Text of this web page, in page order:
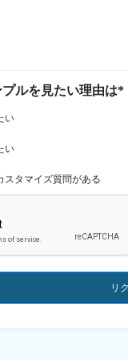
ルを見たい理由は*
い
い
スタマイズ質問がある
リ